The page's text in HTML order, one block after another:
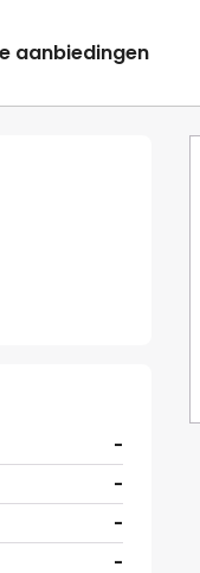
aanbiedingen
-
-
-
-